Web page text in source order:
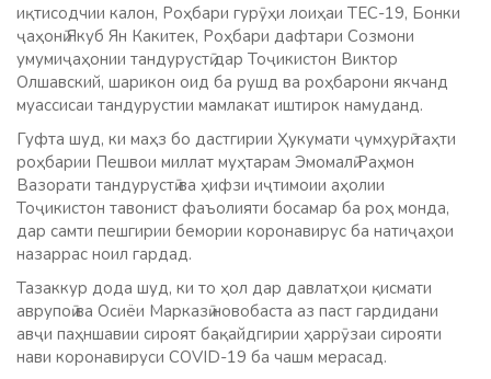
иқтисодчии калон, Роҳбари гурӯҳи лоиҳаи TEC-19, Бонки
ҷаҳонӣ Якуб Ян Какитек, Роҳбари дафтари Созмони
умумиҷаҳонии тандурустӣ дар Тоҷикистон Виктор
Олшавский, шарикон оид ба рушд ва роҳбарони якчанд
муассисаи тандурустии мамлакат иштирок намуданд.
Гуфта шуд, ки маҳз бо дастгирии Ҳукумати ҷумҳурӣ таҳти
роҳбарии Пешвои миллат муҳтарам Эмомалӣ Раҳмон
Вазорати тандурустӣ ва ҳифзи иҷтимоии аҳолии
Тоҷикистон тавонист фаъолияти босамар ба роҳ монда,
дар самти пешгирии бемории коронавирус ба натиҷаҳои
назаррас ноил гардад.
Тазаккур дода шуд, ки то ҳол дар давлатҳои қисмати
аврупоӣ ва Осиёи Марказӣ новобаста аз паст гардидани
авҷи паҳншавии сироят бақайдгирии ҳаррӯзаи сирояти
нави коронавируси COVID-19 ба чашм мерасад.